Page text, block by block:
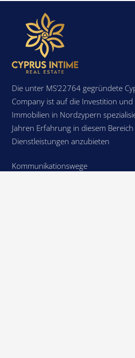
Die unter MS’22764 gegründete
Company ist auf die Investition
Immobilien in Nordzypern
Jahren Erfahrung in diesem
Dienstleistungen anzubieten
Kommunikationswege